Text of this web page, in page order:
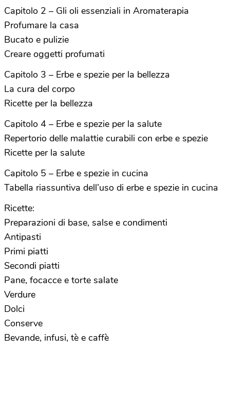
Capitolo 2 – Gli oli essenziali in Aromaterapia
Profumare la casa
Bucato e pulizie
Creare oggetti profumati
Capitolo 3 – Erbe e spezie per la bellezza
La cura del corpo
Ricette per la bellezza
Capitolo 4 – Erbe e spezie per la salute
Repertorio delle malattie curabili con erbe e spezie
Ricette per la salute
Capitolo 5 – Erbe e spezie in cucina
Tabella riassuntiva dell’uso di erbe e spezie in cucina
Ricette:
Preparazioni di base, salse e condimenti
Antipasti
Primi piatti
Secondi piatti
Pane, focacce e torte salate
Verdure
Dolci
Conserve
Bevande, infusi, tè e caffè